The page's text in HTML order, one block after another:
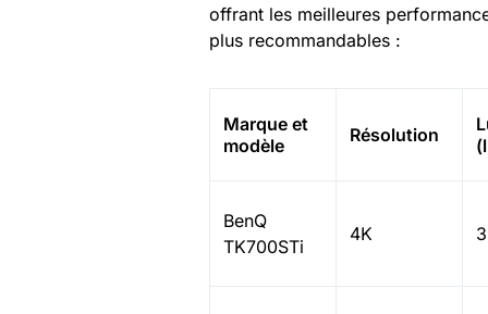
offrant les meilleures
plus recommandables :
Marque et
modèle
Résolution
BenQ
TK700STi
4K